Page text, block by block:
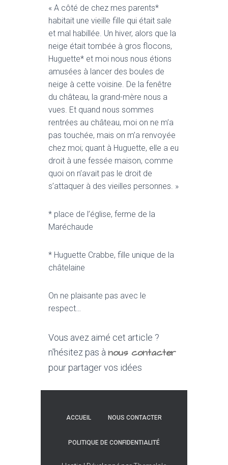
« A côté de chez mes parents*
habitait une vieille fille qui était sale
et mal habillée. Un hiver, alors que la
neige était tombée à gros flocons,
Huguette* et moi nous nous étions
amusées à lancer des boules de
neige à cette voisine. De la fenêtre
du château, la grand-mère nous a
vues. Et quand nous sommes
rentrées au château, moi on ne m’a
pas touchée, mais on m’a renvoyée
chez moi; quant à Huguette, elle a eu
droit à une fessée maison, comme
quoi on n’avait pas le droit de
s’attaquer à des vieilles personnes. »
* place de l’église, ferme de la
Maréchaude
* Huguette Crabbe, fille unique de la
châtelaine
On ne plaisante pas avec le
respect…
Vous avez aimé cet article ?
n'hésitez pas à nous contacter
pour partager vos idées
ACCUEIL NOUS CONTACTER
POLITIQUE DE CONFIDENTIALITÉ